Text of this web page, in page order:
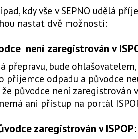
kdy vše v SEPNO udělá
nastat dvě možnosti:
není zaregistrován v
přepravu, bude
příjemce odpadu a původce
že původce není zaregistrován
ani přístup na portál
zaregistrován v ISPOP: